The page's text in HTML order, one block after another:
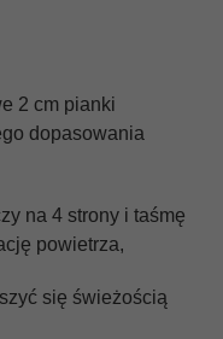
2 cm pianki
dopasowania
na 4 strony i taśmę
powietrza,
się świeżością